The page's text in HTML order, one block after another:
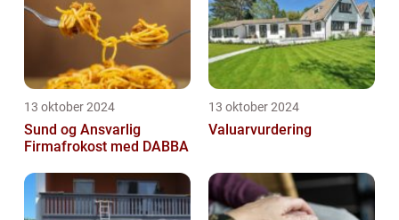
13 oktober 2024
Sund og Ansvarlig
Firmafrokost med DABBA
13 oktober 2024
Valuarvurdering